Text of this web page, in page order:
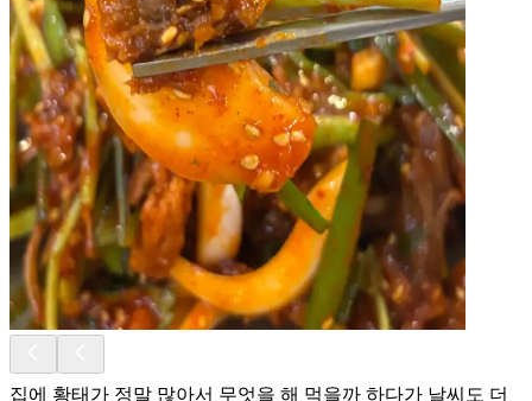
집에 황태가 정말 많아서 무엇을 해 먹을까 하다가 날씨도 더